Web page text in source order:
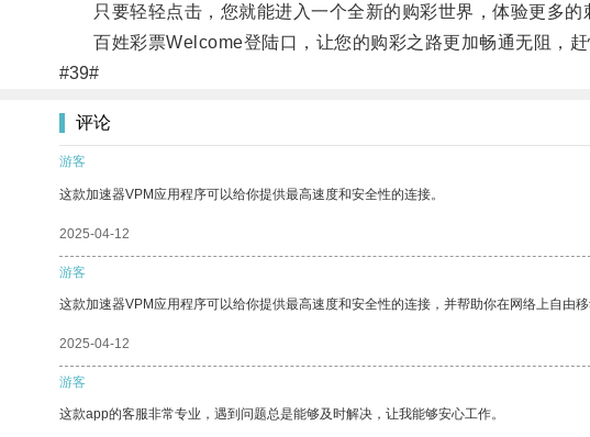
只要轻轻点击，您就能进入一个全新的购彩世界，体验更多的
百姓彩票Welcome登陆口，让您的购彩之路更加畅通无阻，赶
#39#
评论
游客
这款加速器VPM应用程序可以给你提供最高速度和安全性的连接。
2025-04-12
游客
这款加速器VPM应用程序可以给你提供最高速度和安全性的连接，并帮助你在网络上自由移
2025-04-12
游客
这款app的客服非常专业，遇到问题总是能够及时解决，让我能够安心工作。